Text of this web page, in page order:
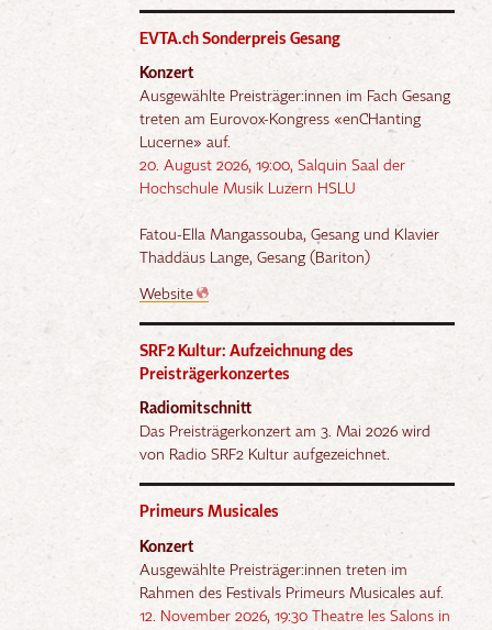
EVTA.ch Sonderpreis Gesang
Konzert
Ausgewählte Preisträger:innen im Fach Gesang
treten am Eurovox-Kongress «enCHanting
Lucerne» auf.
20. August 2026, 19:00, Salquin Saal der
Hochschule Musik Luzern HSLU
Fatou-Ella Mangassouba, Gesang und Klavier
Thaddäus Lange, Gesang (Bariton)
Website
SRF2 Kultur: Aufzeichnung des
Preisträgerkonzertes
Radiomitschnitt
Das Preisträgerkonzert am 3. Mai 2026 wird
von Radio SRF2 Kultur aufgezeichnet.
Primeurs Musicales
Konzert
Ausgewählte Preisträger:innen treten im
Rahmen des Festivals Primeurs Musicales auf.
12. November 2026, 19:30 Theatre les Salons in